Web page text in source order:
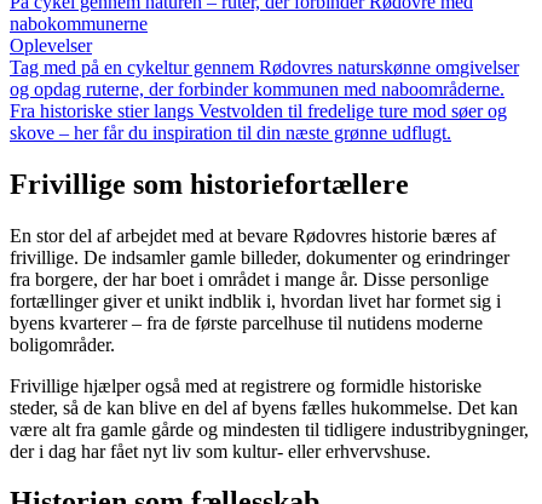
nabokommunerne
Oplevelser
Tag med på en cykeltur gennem Rødovres naturskønne omgivelser
og opdag ruterne, der forbinder kommunen med naboområderne.
Fra historiske stier langs Vestvolden til fredelige ture mod søer og
skove – her får du inspiration til din næste grønne udflugt.
Frivillige som historiefortællere
En stor del af arbejdet med at bevare Rødovres historie bæres af
frivillige. De indsamler gamle billeder, dokumenter og erindringer
fra borgere, der har boet i området i mange år. Disse personlige
fortællinger giver et unikt indblik i, hvordan livet har formet sig i
byens kvarterer – fra de første parcelhuse til nutidens moderne
boligområder.
Frivillige hjælper også med at registrere og formidle historiske
steder, så de kan blive en del af byens fælles hukommelse. Det kan
være alt fra gamle gårde og mindesten til tidligere industribygninger,
der i dag har fået nyt liv som kultur- eller erhvervshuse.